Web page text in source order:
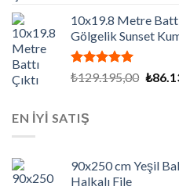
aldı
10x19.8 Metre
Gölgelik Sunset
5 üzerinden
₺129.195,00 ₺
EN İYİ SATIŞ
90x250 cm Yeşil
Halkalı File